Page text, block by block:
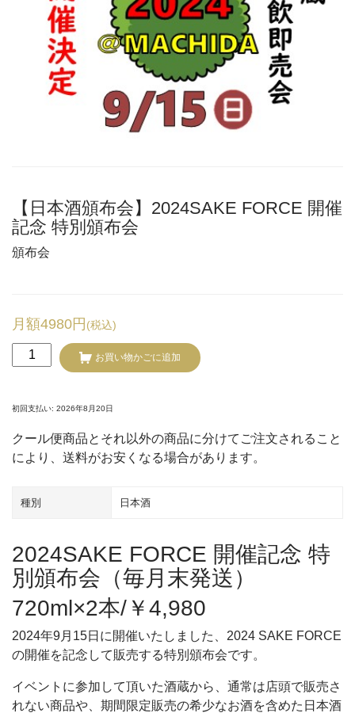
【日本酒頒布会】2024SAKE FORCE 開催
記念 特別頒布会
頒布会
月額4980円 (税込)
【日
本
頒
会】
2024SAKE
開
念
特
別
頒
布
会
お買い物かごに追加
初回支払い: 2026年8月20日
クール便商品とそれ以外の商品に分けてご注文されること
により、送料がお安くなる場合があります。
種別 日本酒
2024SAKE FORCE 開催記念 特
別頒布会（毎月末発送）
720ml×2本/￥4,980
2024年9月15日に開催いたしました、2024 SAKE FORCE
の開催を記念して販売する特別頒布会です。
イベントに参加して頂いた酒蔵から、通常は店頭で販売さ
れない商品や、期間限定販売の希少なお酒を含めた日本酒